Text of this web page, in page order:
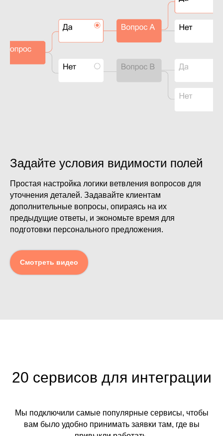
Задайте условия видимости полей
Простая настройка логики ветвления вопросов для
уточнения деталей. Задавайте клиентам
дополнительные вопросы, опираясь на их
предыдущие ответы, и экономьте время для
подготовки персонального предложения.
Смотреть видео
20 сервисов для интеграции
Мы подключили самые популярные сервисы, чтобы
вам было удобно принимать заявки там, где вы